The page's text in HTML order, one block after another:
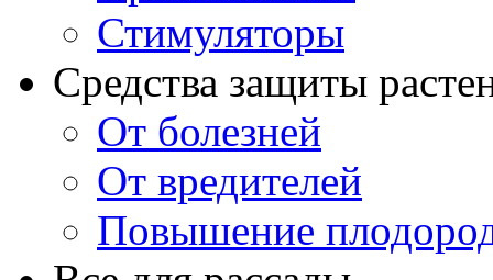
Стимуляторы
Средства защиты
От болезней
От вредителей
Повышение